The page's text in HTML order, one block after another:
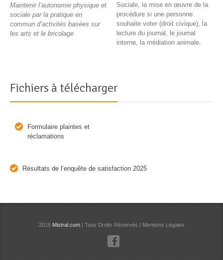
Maintenir l’autonomie physique et
sociale par la pratique en
commun d’activités basées sur
les arts et le bricolage
Sociale, la mise en œuvre de la
procédure si une personne
souhaite voter (droit civique), la
lecture du journal, le journal
interne, la médiation animale.
Fichiers à télécharger
Formulaire plaintes et
réclamations
Résultats de l’enquête de satisfaction 2025
2015 Mistral.com| Tous Droits Réservés | Mentions Légales